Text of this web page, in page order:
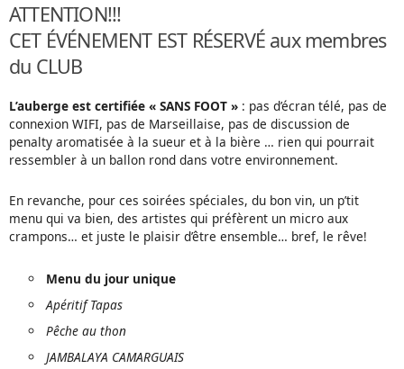
ATTENTION!!!
CET ÉVÉNEMENT EST RÉSERVÉ aux membres
du CLUB
L’auberge est certifiée « SANS FOOT » : pas d’écran télé, pas de
connexion WIFI, pas de Marseillaise, pas de discussion de
penalty aromatisée à la sueur et à la bière … rien qui pourrait
ressembler à un ballon rond dans votre environnement.
En revanche, pour ces soirées spéciales, du bon vin, un p’tit
menu qui va bien, des artistes qui préfèrent un micro aux
crampons… et juste le plaisir d’être ensemble… bref, le rêve!
Menu du jour unique
Apéritif Tapas
Pêche au thon
JAMBALAYA CAMARGUAIS